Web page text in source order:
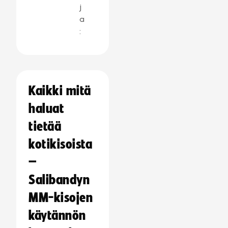
j
a
:
Kaikki mitä
haluat
tietää
kotikisoista
–
Salibandyn
MM-kisojen
käytännön